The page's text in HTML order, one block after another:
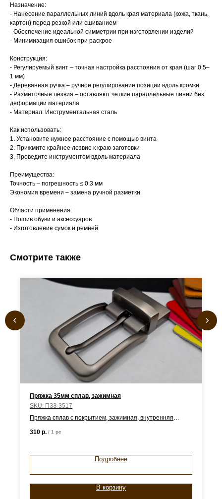
Назначение:
- Нанесение параллельных линий вдоль края материала (кожа, ткань,
картон) перед резкой или сшиванием
- Обеспечение идеальной симметрии при изготовлении изделий
- Минимизация ошибок при раскрое
Конструкция:
- Регулируемый винт – точная настройка расстояния от края (шаг 0.5–
1 мм)
- Деревянная ручка – ручное регулирование позиции вдоль кромки
- Разметочные лезвия – оставляют четкие параллельные линии без
деформации материала
- Материал: Инструментальная сталь
Как использовать:
1. Установите нужное расстояние с помощью винта
2. Прижмите крайнее лезвие к краю заготовки
3. Проведите инструментом вдоль материала
Преимущества:
Точность – погрешность ≤ 0.3 мм
Экономия времени – замена ручной разметки
Области применения:
- Пошив обуви и аксессуаров
- Изготовление сумок и ремней
Смотрите также
Пряжка 35мм сплав, зажимная
SKU: ПЗЗ-3517
Пряжка сплав с покрытием, зажимная, внутренняя
310 р. / 1 pc
Подробнее
В корзину